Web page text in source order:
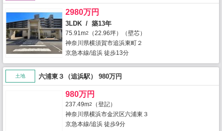
2980万円
3LDK / 築13年
75.91m2
（22.96坪）（壁芯）
神奈川県横須賀市追浜東町２
京急本線/追浜 徒歩13分
土地 六浦東３（追浜駅） 980万円
980万円
237.49m2
（登記）
神奈川県横浜市金沢区六浦東３
京急本線/追浜 徒歩9分